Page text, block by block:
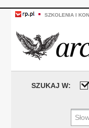
SZKOLENIA I
SZUKAJ W: